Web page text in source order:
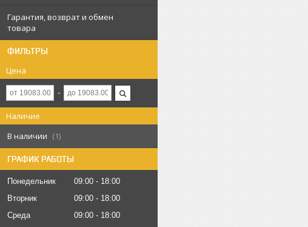
Гарантия, возврат и обмен
товара
ФИЛЬТРЫ
Цена
Наличие
В наличии
1
ГРАФИК РАБОТЫ
Понедельник 09:00
18:00
Вторник
09:00
18:00
Среда
09:00
18:00